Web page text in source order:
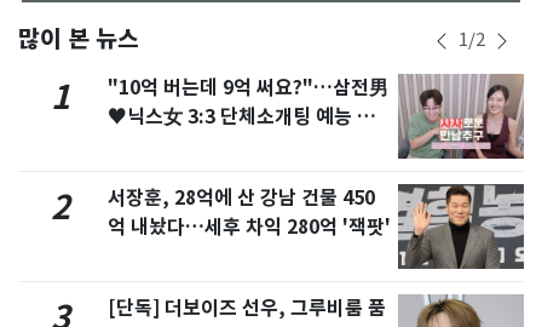
많이 본 뉴스 1/2
1
"10억 버는데 9억 써요?"…삼전男
♥닉스女 3:3 단체소개팅 예능 화
2
서장훈, 28억에 산 강남 건물 450
억 내놨다…세후 차익 280억 '잭팟'
3
[단독] 더보이즈 선우, 그루비룸 품